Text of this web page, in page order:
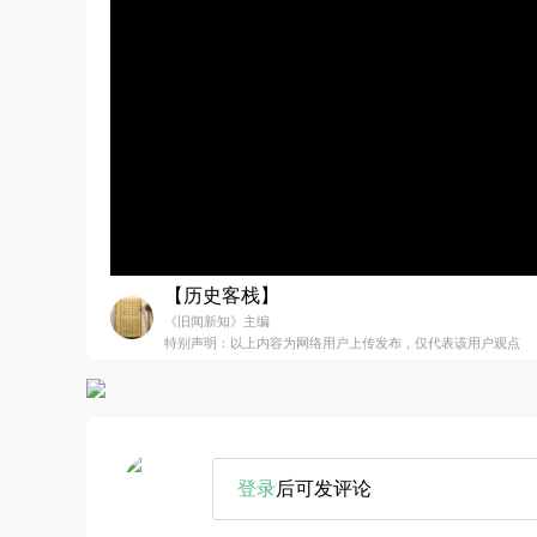
【历史客栈】
《旧闻新知》主编
特别声明：以上内容为网络用户上传发布，仅代表该用户观点
登录后可发评论